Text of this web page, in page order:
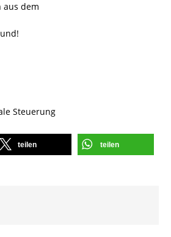
dem
Steuerung
teilen teilen